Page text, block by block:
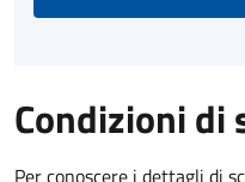
Condizioni di
Per conoscere i dettagli di